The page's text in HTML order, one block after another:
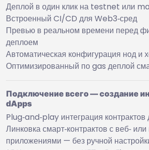
Деплой в один клик на testnet или
Встроенный CI/CD для Web3‑сред
Превью в реальном времени перед
деплоем
Автоматическая конфигурация нод и
Оптимизированный по gas деплой
Подключение всего — создание
dApps
Plug‑and‑play интеграция
Линковка смарт‑контрактов с веб‑
приложениями — без ручной